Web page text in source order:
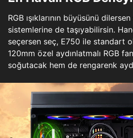
RGB ışıklarının büyüsünü
sistemlerine de taşıyabilirsin.
seçersen seç, E750 ile standart
120mm özel aydınlatmalı RGB
soğutacak hem de rengarenk